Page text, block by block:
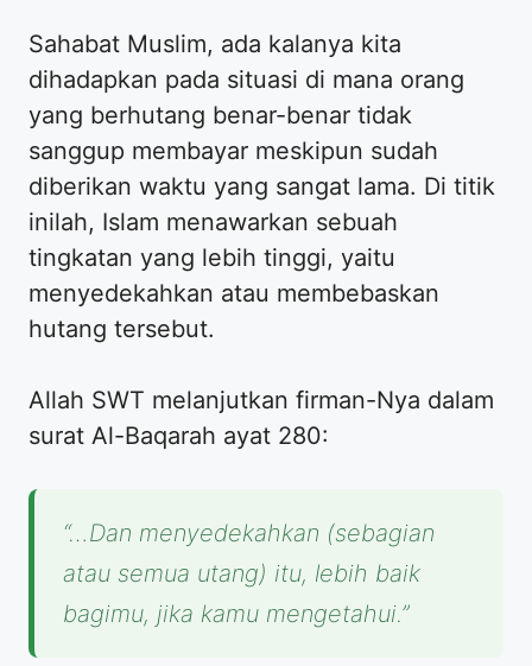
Sahabat Muslim, ada kalanya kita
dihadapkan pada situasi di mana orang
yang berhutang benar-benar tidak
sanggup membayar meskipun sudah
diberikan waktu yang sangat lama. Di titik
inilah, Islam menawarkan sebuah
tingkatan yang lebih tinggi, yaitu
menyedekahkan atau membebaskan
hutang tersebut.
Allah SWT melanjutkan firman-Nya dalam
surat Al-Baqarah ayat 280:
“…Dan menyedekahkan (sebagian
atau semua utang) itu, lebih baik
bagimu, jika kamu mengetahui.”